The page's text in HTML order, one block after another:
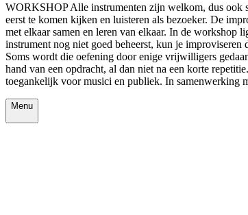
WORKSHOP Alle instrumenten zijn welkom, dus ook
eerst te komen kijken en luisteren als bezoeker. De
met elkaar samen en leren van elkaar. In de workshop
instrument nog niet goed beheerst, kun je improviseren
Soms wordt die oefening door enige vrijwilligers
hand van een opdracht, al dan niet na een korte
toegankelijk voor musici en publiek. In samenwerking
Menu